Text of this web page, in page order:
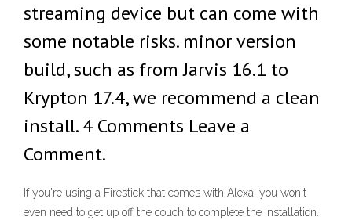
streaming device but can come with
some notable risks. minor version
build, such as from Jarvis 16.1 to
Krypton 17.4, we recommend a clean
install. 4 Comments Leave a
Comment.
If you're using a Firestick that comes with Alexa, you won't
even need to get up off the couch to complete the installation.